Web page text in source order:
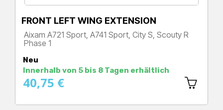
FRONT LEFT WING EXTENSION
Aixam A721 Sport, A741 Sport, City S, Scouty R
Phase 1
Neu
Innerhalb von 5 bis 8 Tagen erhältlich
40,75 €